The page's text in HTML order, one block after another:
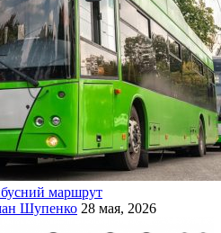
маршрут
Шупенко 28 мая, 2026